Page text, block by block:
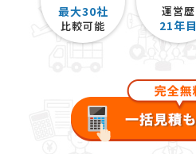
最大30社
比較可能
運営歴
21年目